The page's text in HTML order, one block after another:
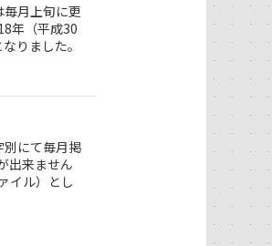
月上旬に更
年（平成30
りました。
別にて毎月掲
出来ません
イル）とし